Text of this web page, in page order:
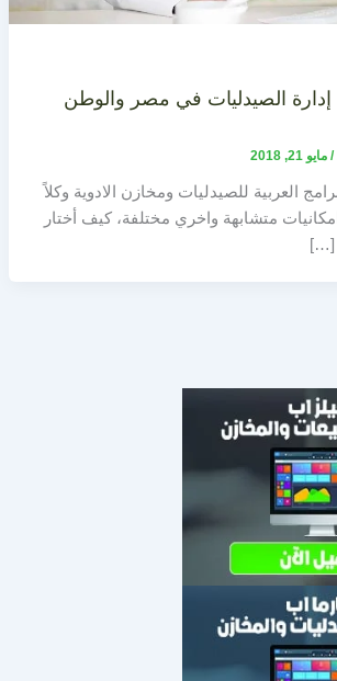
الصيدليات في مصر والوطن
/ مايو 21, 2018
العربية للصيدليات ومخازن الادوية وكلاً
متشابهة واخري مختلفة، كيف أختار
[…]